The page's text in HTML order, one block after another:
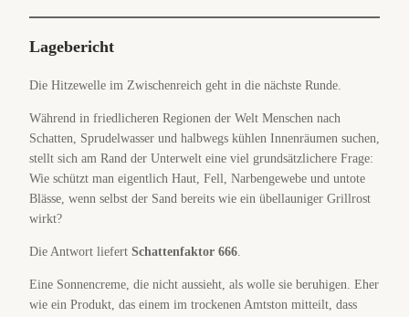
Lagebericht
Die Hitzewelle im Zwischenreich geht in die nächste Runde.
Während in friedlicheren Regionen der Welt Menschen nach
Schatten, Sprudelwasser und halbwegs kühlen Innenräumen suchen,
stellt sich am Rand der Unterwelt eine viel grundsätzlichere Frage:
Wie schützt man eigentlich Haut, Fell, Narbengewebe und untote
Blässe, wenn selbst der Sand bereits wie ein übellauniger Grillrost
wirkt?
Die Antwort liefert Schattenfaktor 666.
Eine Sonnencreme, die nicht aussieht, als wolle sie beruhigen. Eher
wie ein Produkt, das einem im trockenen Amtston mitteilt, dass